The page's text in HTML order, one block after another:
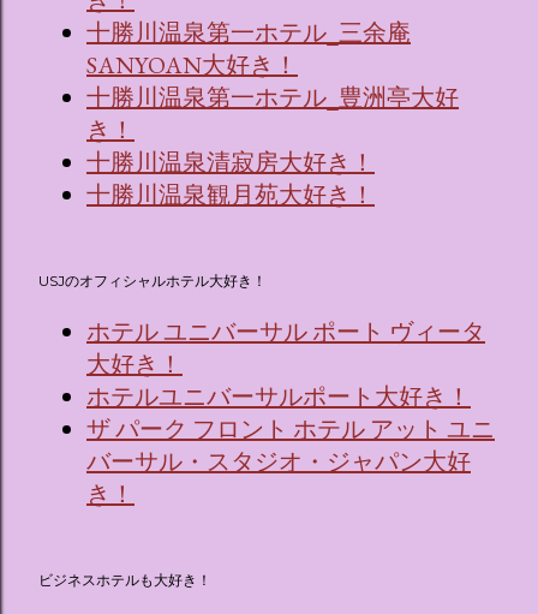
十勝川温泉第一ホテル_三余庵
SANYOAN大好き！
十勝川温泉第一ホテル_豊洲亭大好
き！
十勝川温泉清寂房大好き！
十勝川温泉観月苑大好き！
USJのオフィシャルホテル大好き！
ホテル ユニバーサル ポート ヴィータ
大好き！
ホテルユニバーサルポート大好き！
ザ パーク フロント ホテル アット ユニ
バーサル・スタジオ・ジャパン大好
き！
ビジネスホテルも大好き！